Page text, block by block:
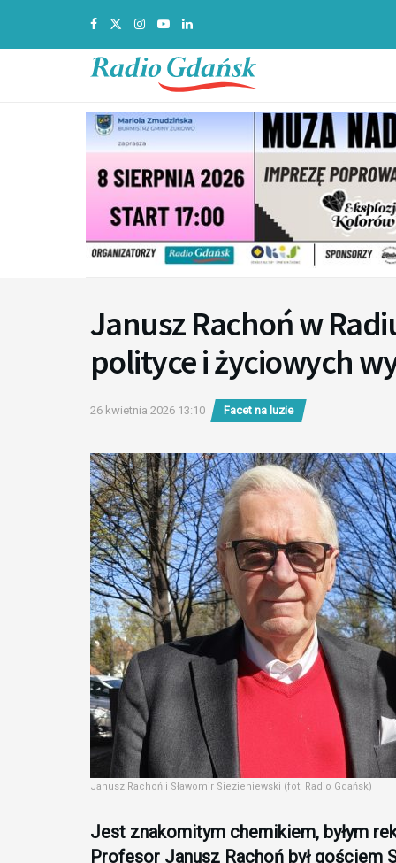
Janusz Rachoń w
polityce i życiowych
26 kwietnia 2026 13:10 Facet na luzie
Janusz Rachoń i Sławomir Siezieniewski (fot. Radio Gdańsk)
Jest znakomitym chemikiem, byłym
Profesor Janusz Rachoń był gościem